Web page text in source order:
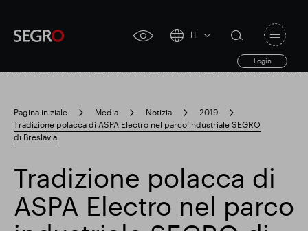
accessibility
IT
Login
search
form
search
Search
for
Ricerca popolare
Responsabile SEGRO
toggle
Pagina iniziale Media Notizia
2019
Tradizione polacca di ASPA Electro nel parco industriale SEGRO
di Breslavia
Tradizione polacca di
ASPA Electro nel parco